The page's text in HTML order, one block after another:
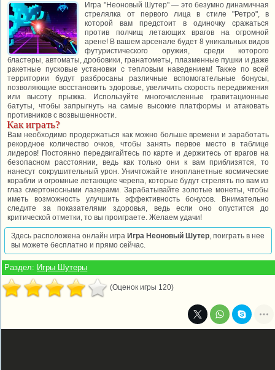
Игра "Неоновый Шутер" — это безумно динамичная
стрелялка от первого лица в стиле "Ретро", в
которой вам предстоит в одиночку сражаться
против полчищ летающих врагов на огромной
арене! В вашем арсенале будет 8 уникальных видов
футуристического оружия, среди которого
бластеры, автоматы, дробовики, гранатометы, плазменные пушки и даже
ракетные пусковые установки с тепловым наведением! Также по всей
территории будут разбросаны различные вспомогательные бонусы,
позволяющие восстановить здоровье, увеличить скорость передвижения
или высоту прыжка. Используйте многочисленные гравитационные
батуты, чтобы запрыгнуть на самые высокие платформы и атаковать
противников с возвышенности.
Как играть?
Вам необходимо продержаться как можно больше времени и заработать
рекордное количество очков, чтобы занять первое место в таблице
лидеров! Постоянно передвигайтесь по карте и держитесь от врагов на
безопасном расстоянии, ведь как только они к вам приблизятся, то
нанесут сокрушительный урон. Уничтожайте инопланетные космические
корабли и огромные летающие черепа, которые будут стрелять по вам из
глаз смертоносными лазерами. Зарабатывайте золотые монеты, чтобы
иметь возможность улучшить эффективность бонусов. Внимательно
следите за показателями здоровья, ведь если оно опустится до
критической отметки, то вы проиграете. Желаем удачи!
Здесь расположена онлайн игра Игра Неоновый Шутер, поиграть в нее
вы можете бесплатно и прямо сейчас.
Раздел: Игры Шутеры
(Оценок игры 120)